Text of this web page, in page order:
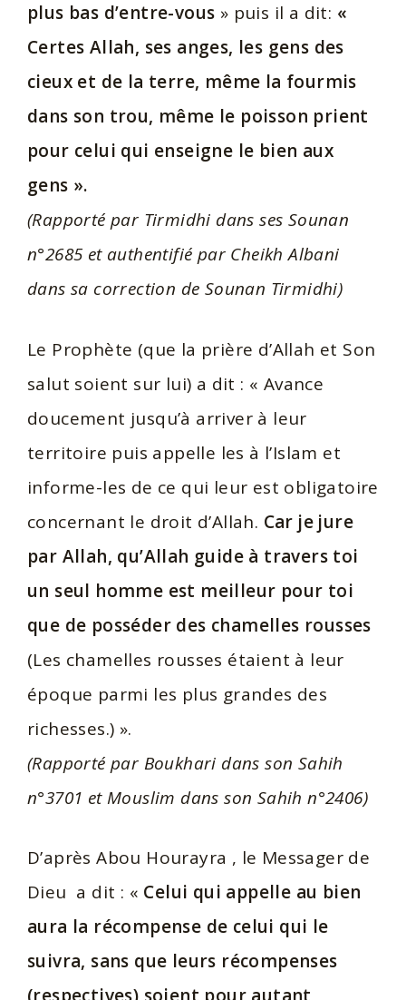
plus bas d’entre-vous » puis il a dit: «
Certes Allah, ses anges, les gens des
cieux et de la terre, même la fourmis
dans son trou, même le poisson prient
pour celui qui enseigne le bien aux
gens ».
(Rapporté par Tirmidhi dans ses Sounan
n°2685 et authentifié par Cheikh Albani
dans sa correction de Sounan Tirmidhi)
Le Prophète (que la prière d’Allah et Son
salut soient sur lui) a dit : « Avance
doucement jusqu’à arriver à leur
territoire puis appelle les à l’Islam et
informe-les de ce qui leur est obligatoire
concernant le droit d’Allah. Car je jure
par Allah, qu’Allah guide à travers toi
un seul homme est meilleur pour toi
que de posséder des chamelles rousses
(Les chamelles rousses étaient à leur
époque parmi les plus grandes des
richesses.) ».
(Rapporté par Boukhari dans son Sahih
n°3701 et Mouslim dans son Sahih n°2406)
D’après Abou Hourayra , le Messager de
Dieu a dit : « Celui qui appelle au bien
aura la récompense de celui qui le
suivra, sans que leurs récompenses